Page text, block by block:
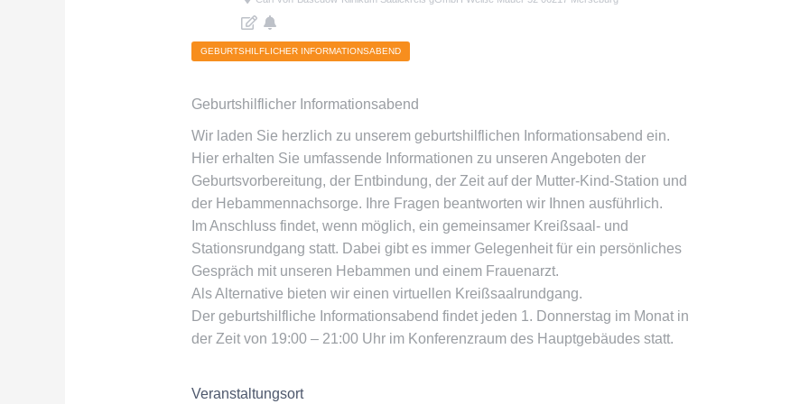
GEBURTSHILFLICHER INFORMATIONSABEND
Geburtshilflicher Informationsabend
Wir laden Sie herzlich zu unserem geburtshilflichen Informationsabend ein.
Hier erhalten Sie umfassende Informationen zu unseren Angeboten der
Geburtsvorbereitung, der Entbindung, der Zeit auf der Mutter-Kind-Station und
der Hebammennachsorge. Ihre Fragen beantworten wir Ihnen ausführlich.
Im Anschluss findet, wenn möglich, ein gemeinsamer Kreißsaal- und
Stationsrundgang statt. Dabei gibt es immer Gelegenheit für ein persönliches
Gespräch mit unseren Hebammen und einem Frauenarzt.
Als Alternative bieten wir einen virtuellen Kreißsaalrundgang.
Der geburtshilfliche Informationsabend findet jeden 1. Donnerstag im Monat in
der Zeit von 19:00 – 21:00 Uhr im Konferenzraum des Hauptgebäudes statt.
Veranstaltungsort